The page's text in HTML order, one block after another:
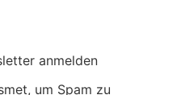
anmelden
um Spam zu